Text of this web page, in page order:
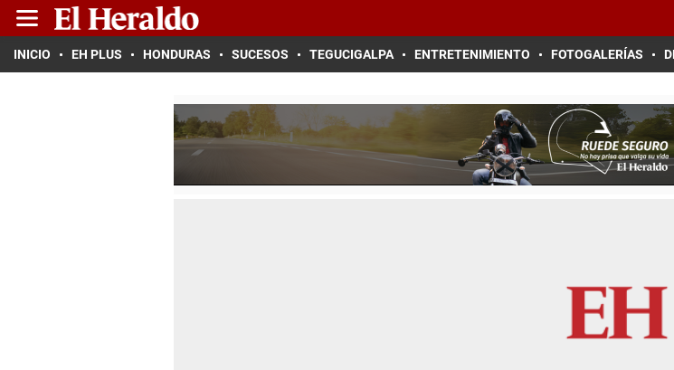
INICIO EH PLUS HONDURAS SUCESOS TEGUCIGALPA ENTRETENIMIENTO FOTOGALERÍAS